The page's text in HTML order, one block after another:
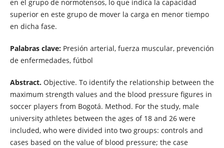
en el grupo de normotensos, lo que indica la capacidad
superior en este grupo de mover la carga en menor tiempo
en dicha fase.
Palabras clave: Presión arterial, fuerza muscular, prevención
de enfermedades, fútbol
Abstract. Objective. To identify the relationship between the
maximum strength values ​​and the blood pressure figures in
soccer players from Bogotá. Method. For the study, male
university athletes between the ages of 18 and 26 were
included, who were divided into two groups: controls and
cases based on the value of blood pressure; the case